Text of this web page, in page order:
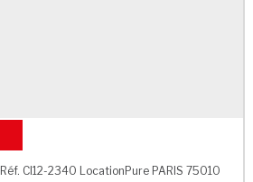
M° Belleville
Réf. CI12-2340 LocationPure PARIS 75010